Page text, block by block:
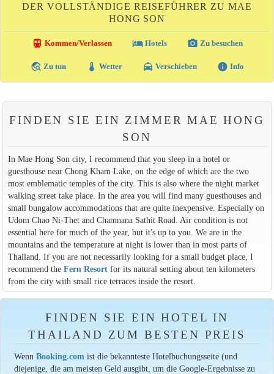
DER VOLLSTÄNDIGE REISEFÜHRER ZU MAE
HONG SON
directions_transit Kommen/Verlassen local_hotelHotels photo_camera Zu besuchen
travel_explore Zu tun thermostat Wetter local_taxi Verschieben info Info
FINDEN SIE EIN ZIMMER MAE HONG
SON
In Mae Hong Son city, I recommend that you sleep in a hotel or
guesthouse near Chong Kham Lake, on the edge of which are the two
most emblematic temples of the city. This is also where the night market
walking street take place. In the area you will find many guesthouses and
small bungalow accommodations that are quite inexpensive. Especially on
Udom Chao Ni-Thet and Chamnana Sathit Road. Air condition is not
essential here for much of the year, but it's up to you. We are in the
mountains and the temperature at night is lower than in most parts of
Thailand. If you are not necessarily looking for a small budget place, I
recommend the Fern Resort for its natural setting about ten kilometers
from the city with small rice terraces inside the resort.
FINDEN SIE EIN HOTEL IN
THAILAND ZUM BESTEN PREIS
WennBooking.comist die bekannteste Hotelbuchungsseite (und
diejenige, die am meisten Geld ausgibt, um die Google-Ergebnisse zu